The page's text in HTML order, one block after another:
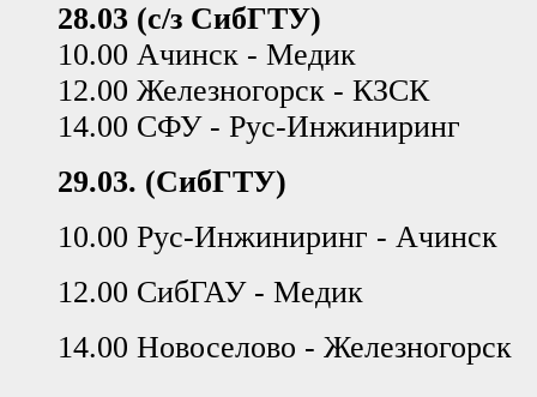
28.03 (с/з СибГТУ)
10.00 Ачинск - Медик
12.00 Железногорск - КЗСК
14.00 СФУ - Рус-Инжиниринг
29.03. (СибГТУ)
10.00 Рус-Инжиниринг - Ачинск
12.00 СибГАУ - Медик
14.00 Новоселово - Железногорск